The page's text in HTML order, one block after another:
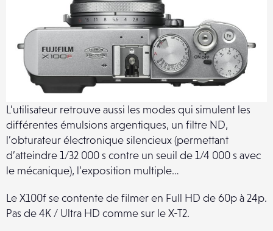
L’utilisateur retrouve aussi les modes qui simulent les
différentes émulsions argentiques, un filtre ND,
l’obturateur électronique silencieux (permettant
d’atteindre 1/32 000 s contre un seuil de 1/4 000 s avec
le mécanique), l’exposition multiple…
Le X100f se contente de filmer en Full HD de 60p à 24p.
Pas de 4K / Ultra HD comme sur le X-T2.